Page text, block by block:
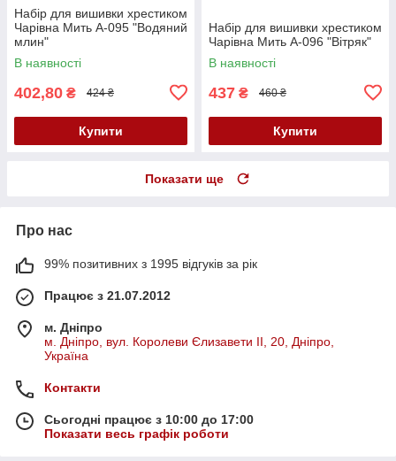
Набір для вишивки хрестиком
Чарівна Мить А-095 "Водяний
млин"
В наявності
402,80 ₴ 424 ₴
Купити
Набір для вишивки хрестиком
Чарівна Мить А-096 "Вітряк"
В наявності
437 ₴ 460 ₴
Купити
Показати ще
Про нас
99% позитивних з 1995 відгуків за рік
Працює з 21.07.2012
м. Дніпро
м. Дніпро, вул. Королеви Єлизавети ІІ, 20, Дніпро,
Україна
Контакти
Сьогодні працює з 10:00 до 17:00
Показати весь графік роботи